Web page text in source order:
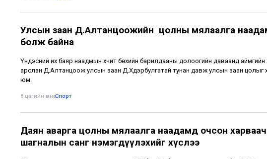
Улсын заан Д.Алтанцоожийн цолны мялаалга
болж байна
Үндэсний их баяр наадмын хүчит бөхийн барилдааны долоогийн даваанд аймгийн
арслан Д.Алтанцоож улсын заан Д.Хүдэрбулгатай тунан давж улсын заан цолыг
юм.
8 цагийн өмнө•Спорт
Даян аварга цолны мялаалга наадамд очсон
шагналын санг нэмэгдүүлэхийг хүслээ